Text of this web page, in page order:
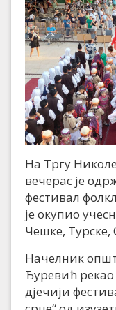
На Тргу
вечерас је
фестивал
је окупио
Чешке, Турске,
Начелник
Ђуревић
дјечији